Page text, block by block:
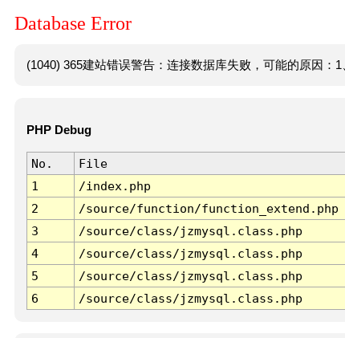
Database Error
(1040) 365建站错误警告：连接数据库失败，可能的原因：
PHP Debug
No. File
1
/index.php
2
/source/function/function_extend.php
3
/source/class/jzmysql.class.php
4
/source/class/jzmysql.class.php
5
/source/class/jzmysql.class.php
6
/source/class/jzmysql.class.php